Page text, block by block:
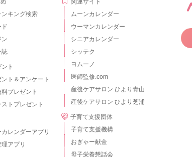
ンキング検索
ド
ン
誌
ト
ント＆アンケート
プレゼント
ストプレゼント
レンダーアプリ
アプリ
関連サイト
ムーンカレンダー
ウーマンカレンダー
シニアカレンダー
シッテク
ヨムーノ
医師監修.com
産後ケアサロン ひより青山
産後ケアサロン ひより芝浦
子育て支援団体
子育て支援機構
おぎゃー献金
母子栄養懇話会